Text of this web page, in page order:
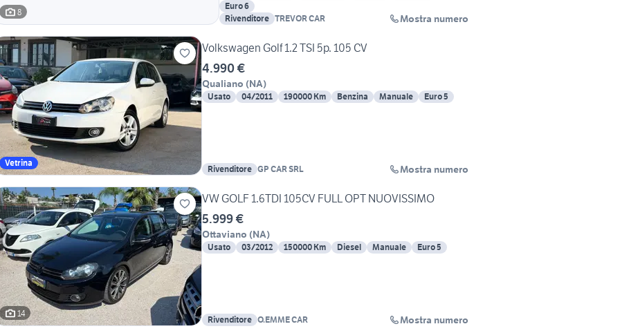
8
Euro 6
Rivenditore TREVOR CAR Mostra numero
Vetrina
Volkswagen Golf 1.2 TSI 5p. 105 CV
4.990 €
Qualiano (NA)
Usato 04/2011 190000 Km Benzina Manuale Euro 5
Rivenditore GP CAR SRL Mostra numero
14
VW GOLF 1.6TDI 105CV FULL OPT NUOVISSIMO
5.999 €
Ottaviano (NA)
Usato 03/2012 150000 Km Diesel Manuale Euro 5
Rivenditore O.EMME CAR Mostra numero